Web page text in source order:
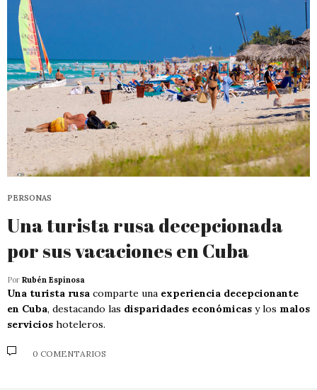
PERSONAS
Una turista rusa decepcionada
por sus vacaciones en Cuba
Por Rubén Espinosa
Una turista rusa comparte una experiencia decepcionante
en Cuba, destacando las disparidades económicas y los malos
servicios hoteleros.
0 COMENTARIOS